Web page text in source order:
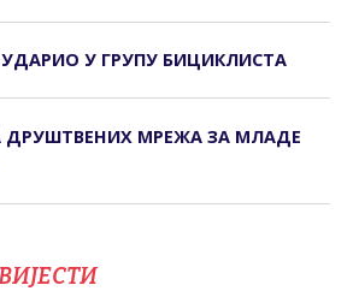
У ГРУПУ БИЦИКЛИСТА
ДРУШТВЕНИХ МРЕЖА ЗА МЛАДЕ